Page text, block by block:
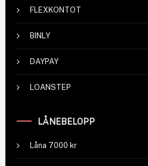
FLEXKONTOT
BINLY
DAYPAY
LOANSTEP
LÅNEBELOPP
Låna 7000 kr